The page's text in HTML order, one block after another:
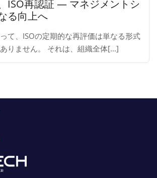
ISO再認証 ― マネジメントシ
る向上へ
て、ISOの定期的な再評価は単なる形式
りません。 それは、組織全体[...]